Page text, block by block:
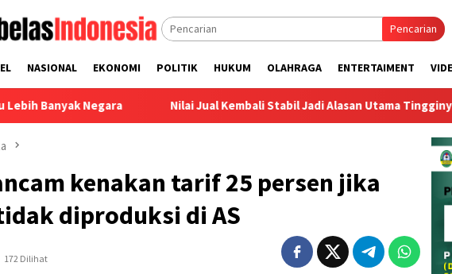
Pencarian
NASIONAL EKONOMI POLITIK HUKUM OLAHRAGA ENTERTAIMENT
Nilai Jual Kembali Stabil Jadi Alasan Utama Tingginya Permintaan
kenakan tarif 25 persen jika
diproduksi di AS
172 Dilihat